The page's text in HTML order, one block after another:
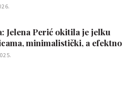
Jelena Perić okitila je jelku
minimalistički, a efektno